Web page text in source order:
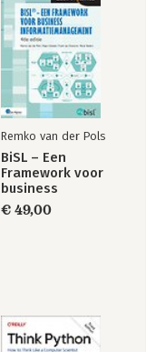
Remko van der Pols
BiSL – Een
Framework voor
business
€ 49,00